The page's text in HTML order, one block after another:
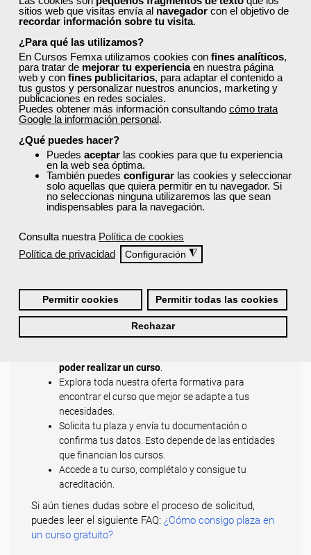
sitios web que visitas envía al navegador con el objetivo de
recordar información sobre tu visita.
¿Para qué las utilizamos?
En Cursos Femxa utilizamos cookies con fines analíticos,
para tratar de mejorar tu experienciaen nuestra página
web y con fines publicitarios, para adaptar el contenido a
tus gustos y personalizar nuestros anuncios, marketing y
publicaciones en redes sociales.
Puedes obtener más información consultando cómo trata
Google la información personal.
¿Qué puedes hacer?
Puedes aceptar las cookies para que tu experiencia
en la web sea óptima.
También puedes configurar las cookies y seleccionar
solo aquellas que quiera permitir en tu navegador. Si
no seleccionas ninguna utilizaremos las que sean
indispensables para la navegación.
Consulta nuestra Política de cookies
Política de privacidad
Configuración ◮
Permitir cookies Permitir todas las cookies
Rechazar
transporte, y prevención de riesgos laborales y
medioambiente.
Descubre cursos tan útiles como:
Las TIC en la enseñanza
Gestión en restauración y diseño en proceso de
servicio
Abonado y fertilización en agricultura ecológica
Política y gestión informatizada de stock
Aplicación práctica básica de REVIT para
prefabricados
Herramientas digitales Microsoft 365 nivel
intermedio
Todos ellos cuentan con acreditación oficial.
¿Cómo solicitar plaza en un
curso de Femxa en Álava?
Sigue los siguientes pasos:
Regístrate y cubre todos tus datos. Esto es
importante para comprobar que cumples todos los
requisitos de acceso a un curso.Es imprescindible,
poder realizar un curso
Explora toda nuestra oferta formativa para
encontrar el curso que mejor se adapte a tus
necesidades.
Solicita tu plaza y envía tu documentación o
confirma tus datos. Esto depende de las entidades
que financian los cursos.
Accede a tu curso, complétalo y consigue tu
acreditación.
Si aún tienes dudas sobre el proceso de solicitud,
puedes leer el siguiente FAQ: ¿Cómo consigo plaza en
un curso gratuito?